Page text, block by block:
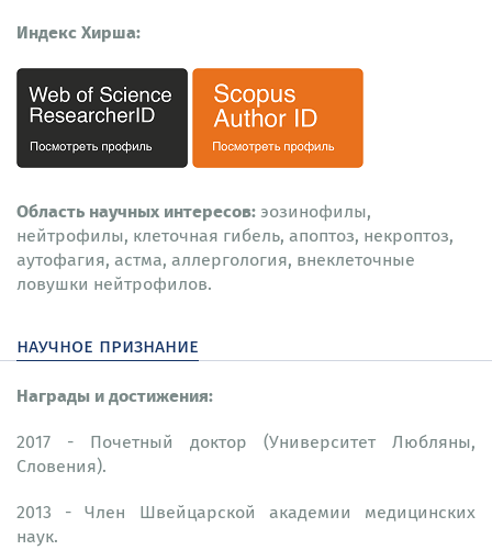
Индекс Хирша:
Область научных интересов: эозинофилы,
нейтрофилы, клеточная гибель, апоптоз, некроптоз,
аутофагия, астма, аллергология, внеклеточные
ловушки нейтрофилов.
научное признание
Награды и достижения:
2017 - Почетный доктор (Университет Любляны,
Словения).
2013 - Член Швейцарской академии медицинских
наук.